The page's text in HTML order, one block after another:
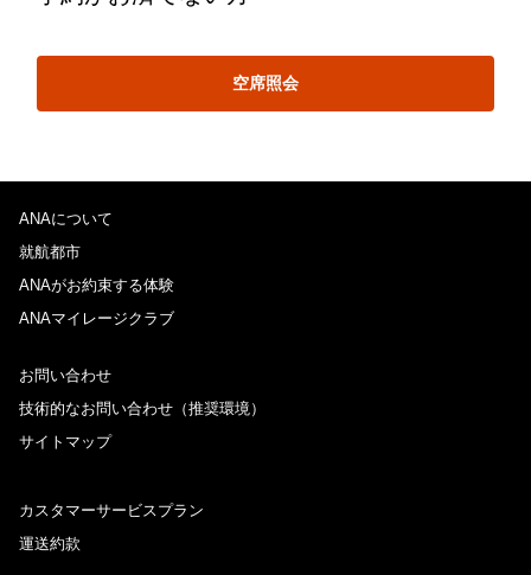
空席照会
ANAについて
就航都市
ANAがお約束する体験
ANAマイレージクラブ
お問い合わせ
技術的なお問い合わせ（推奨環境）
サイトマップ
カスタマーサービスプラン
運送約款